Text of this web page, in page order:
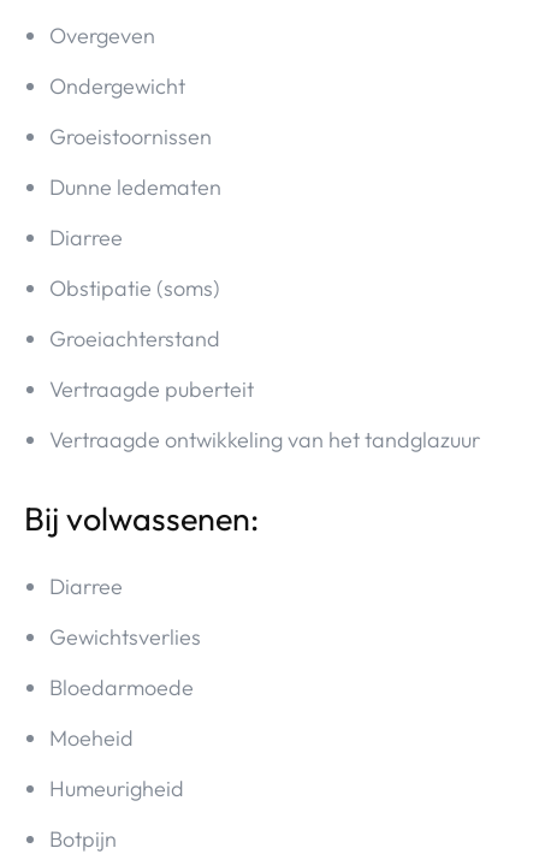
Overgeven
Ondergewicht
Groeistoornissen
Dunne ledematen
Diarree
Obstipatie (soms)
Groeiachterstand
Vertraagde puberteit
Vertraagde ontwikkeling van het tandglazuur
Bij volwassenen:
Diarree
Gewichtsverlies
Bloedarmoede
Moeheid
Humeurigheid
Botpijn